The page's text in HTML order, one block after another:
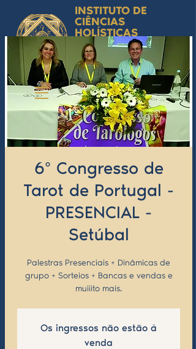
INSTITUTO DE
CIÊNCIAS
HOLÍSTICAS
by Isabel Valente Gomes
Ciência Simbólica
Aplicada e
Desenvolvimento
Humano
6º Congresso de
Tarot de Portugal -
PRESENCIAL -
Setúbal
Palestras Presenciais + Dinâmicas de
grupo + Sorteios + Bancas e vendas e
muiiito mais.
Os ingressos não estão à
venda